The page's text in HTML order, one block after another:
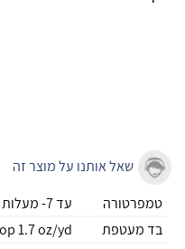
שאל אותנו על מוצר זה
טמפרטורה
עד 7- מעלות
בד מעטפת
1.7 oz/yd